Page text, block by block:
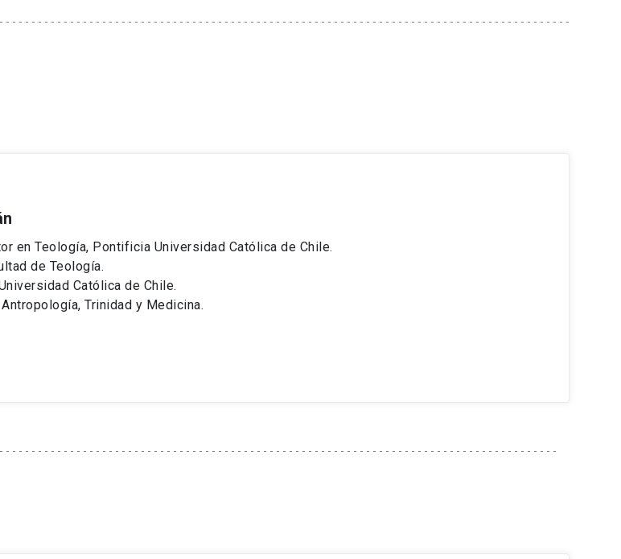
en Teología, Pontificia Universidad Católica de Chile.
de Teología.
Católica de Chile.
Antropología, Trinidad y Medicina.